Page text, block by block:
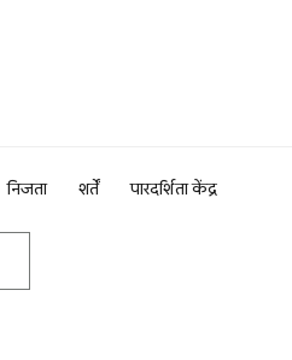
निजता शर्तें पारदर्शिता केंद्र